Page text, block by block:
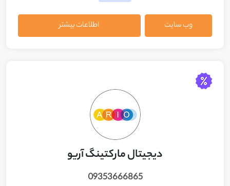
وب سایت اطلاعات بیشتر
دیجیتال مارکتینگ آریو
09353666865